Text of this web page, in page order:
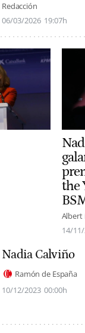
Redacción
06/03/2026 19:07h
the
Albert
14/
Nadia Calviño
Ramón de España
10/12/2023 00:00h